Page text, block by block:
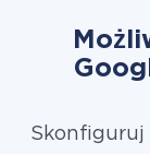
Skonfiguruj